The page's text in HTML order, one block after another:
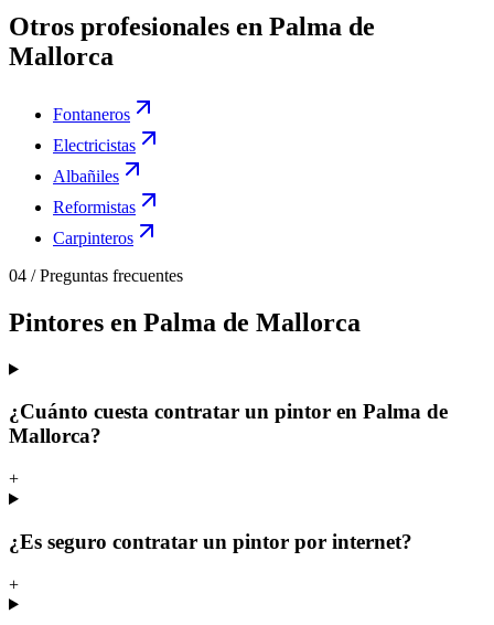
Otros profesionales en Palma de
Mallorca
Fontaneros
Electricistas
Albañiles
Reformistas
Carpinteros
04 /Preguntas frecuentes
Pintores en Palma de Mallorca
¿Cuánto cuesta contratar un pintor en Palma de
Mallorca?
+
¿Es seguro contratar un pintor por internet?
+